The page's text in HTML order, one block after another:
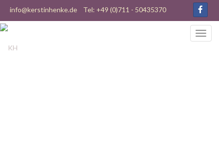
info@kerstinhenke.de Tel: +49 (0)711 - 50435370